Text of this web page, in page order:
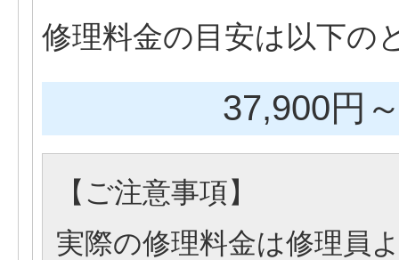
修理料金の目安は以下の
37,900円
【 ご注意事項】
実際の修理料金は修理員